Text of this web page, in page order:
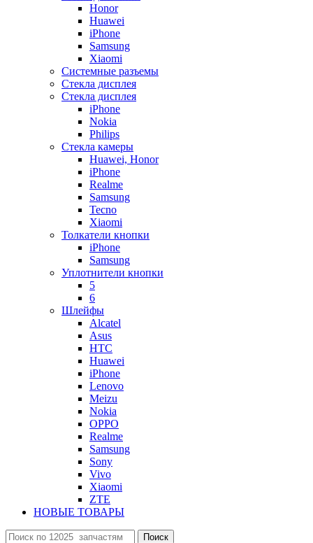
Honor
Huawei
iPhone
Samsung
Xiaomi
Системные разъемы
Стекла дисплея
Стекла дисплея
iPhone
Nokia
Philips
Стекла камеры
Huawei, Honor
iPhone
Realme
Samsung
Tecno
Xiaomi
Толкатели кнопки
iPhone
Samsung
Уплотнители кнопки
5
6
Шлейфы
Alcatel
Asus
HTC
Huawei
iPhone
Lenovo
Meizu
Nokia
OPPO
Realme
Samsung
Sony
Vivo
Xiaomi
ZTE
НОВЫЕ ТОВАРЫ
Поиск